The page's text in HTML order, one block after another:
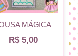
MÁGICA
R$5,00